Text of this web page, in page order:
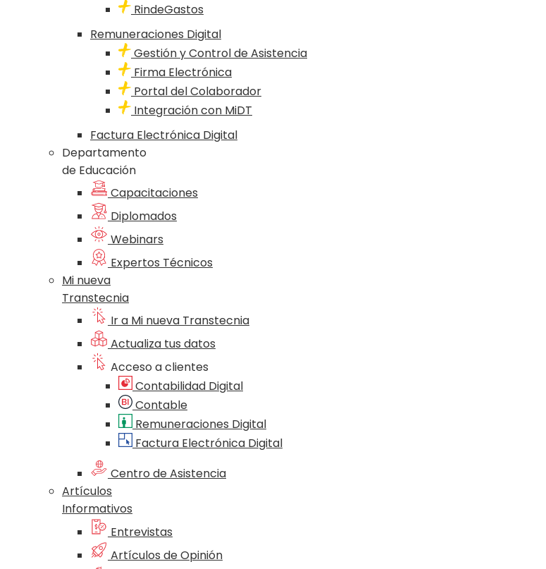
RindeGastos
Remuneraciones Digital
Gestión y Control de Asistencia
Firma Electrónica
Portal del Colaborador
Integración con MiDT
Factura Electrónica Digital
Departamento
de Educación
Capacitaciones
Diplomados
Webinars
Expertos Técnicos
Mi nueva
Transtecnia
Ir a Mi nueva Transtecnia
Actualiza tus datos
Acceso a clientes
Contabilidad Digital
Contable
Remuneraciones Digital
Factura Electrónica Digital
Centro de Asistencia
Artículos
Informativos
Entrevistas
Artículos de Opinión